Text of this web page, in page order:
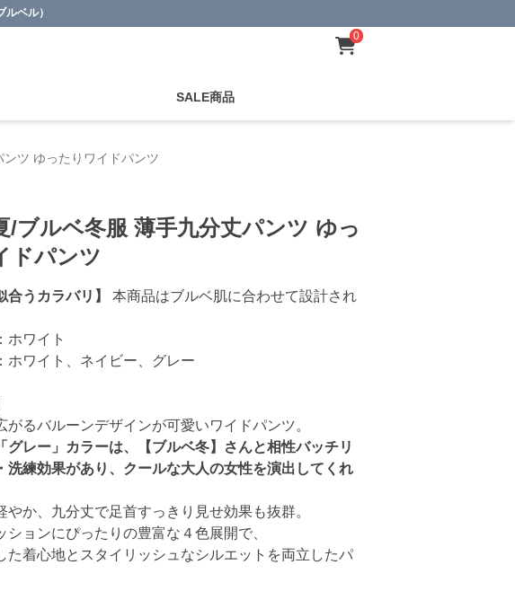
ベル）
0
SALE商品
ツ ゆったりワイドパンツ
/ブルベ冬服 薄手九分丈パンツ ゆっ
ドパンツ
合うカラバリ】
本商品はブルベ肌に合わせて設計され
ワイト
ワイト、ネイビー、グレー
がるバルーンデザインが可愛いワイドパンツ。
グレー」カラーは、【ブルベ冬】さんと相性バッチリ
洗練効果があり、クールな大人の女性を演出してくれ
やか、九分丈で足首すっきり見せ効果も抜群。
ションにぴったりの豊富な４色展開で、
た着心地とスタイリッシュなシルエットを両立したパ